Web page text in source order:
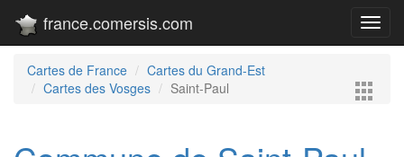
france.comersis.com
Cartes de France
Cartes du Grand-Est
Cartes des Vosges
Saint-Paul